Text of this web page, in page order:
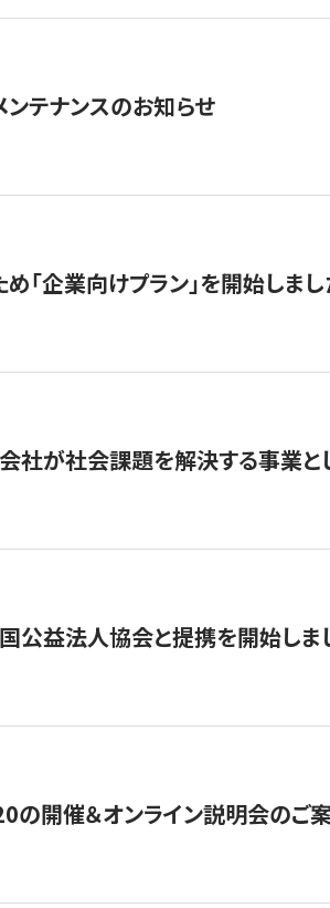
ンテナンスのお知らせ
「企業向けプラン」を開始しま
社が社会課題を解決する事業
公益法人協会と提携を開始しま
の開催＆オンライン説明会のご